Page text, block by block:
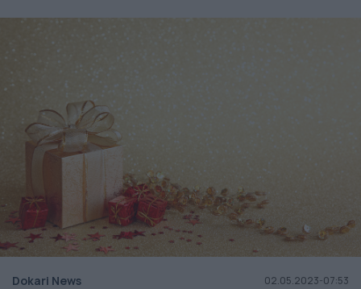
Dokari News 02.05.2023-07:53